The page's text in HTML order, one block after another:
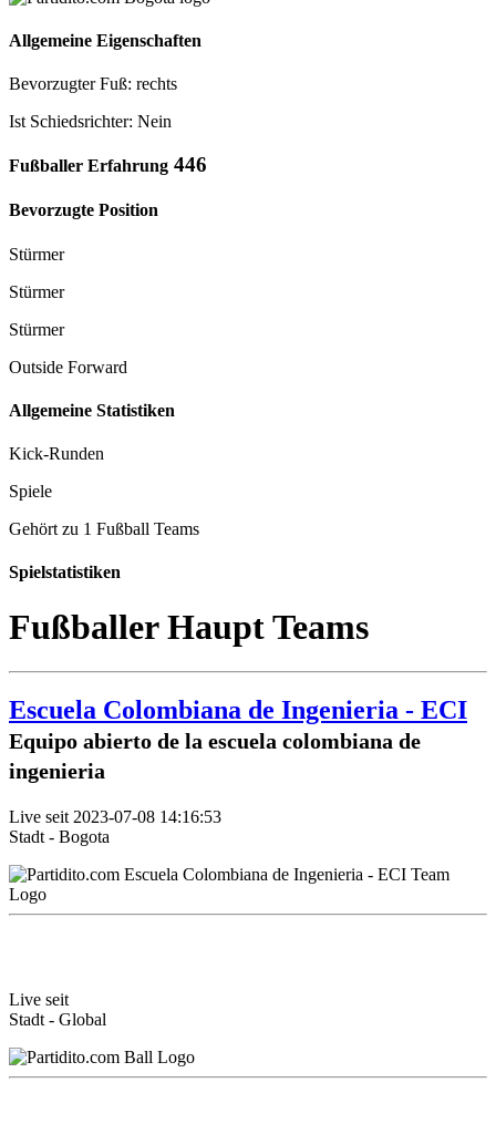
Allgemeine Eigenschaften
Bevorzugter Fuß: rechts
Ist Schiedsrichter: Nein
Fußballer Erfahrung 446
Bevorzugte Position
Stürmer
Stürmer
Stürmer
Outside Forward
Allgemeine Statistiken
Kick-Runden
Spiele
Gehört zu 1 Fußball Teams
Spielstatistiken
Fußballer Haupt Teams
Escuela Colombiana de Ingenieria - ECI
Equipo abierto de la escuela colombiana de
ingenieria
Live seit 2023-07-08 14:16:53
Stadt - Bogota
Live seit
Stadt - Global